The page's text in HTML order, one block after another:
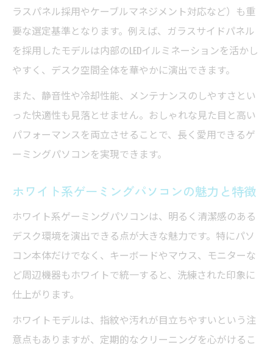
デザイン重視のためのRGB LED活用テクニッ
ク
白系ゲーミングパソコンで空間を彩る秘訣
ゲーミングパソコンで白統一するインテリ
ア術
白系ゲーミングパソコンのおすすめポイン
ト
コン
パソコン白ゲーミングで上品な空間づくり
白系デザインのゲーミングパソコンの選択
肢
こだわり派が選ぶゲーミングパソコンの美学
ゲーミングパソコンで叶える個性的な美学
の追求
デザイン重視のゲーミングパソコンの選び
ラスパネル採用やケーブルマネジメント対応など）も重
要な選定基準となります。例えば、ガラスサイドパネル
を採用したモデルは内部のLEDイルミネーションを活かし
やすく、デスク空間全体を華やかに演出できます。
また、静音性や冷却性能、メンテナンスのしやすさとい
った快適性も見落とせません。おしゃれな見た目と高い
パフォーマンスを両立させることで、長く愛用できるゲ
ーミングパソコンを実現できます。
ホワイト系ゲーミングパソコンの魅力と特徴
ホワイト系ゲーミングパソコンは、明るく清潔感のある
デスク環境を演出できる点が大きな魅力です。特にパソ
コン本体だけでなく、キーボードやマウス、モニターな
ど周辺機器もホワイトで統一すると、洗練された印象に
仕上がります。
ホワイトモデルは、指紋や汚れが目立ちやすいという注
意点もありますが、定期的なクリーニングを心がけるこ